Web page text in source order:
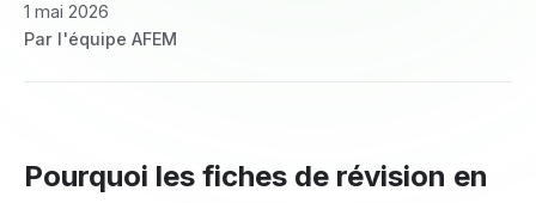
1 mai 2026
Par l'équipe AFEM
Pourquoi les fiches de révision en